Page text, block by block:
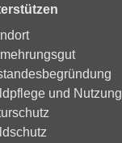
und Nutzung